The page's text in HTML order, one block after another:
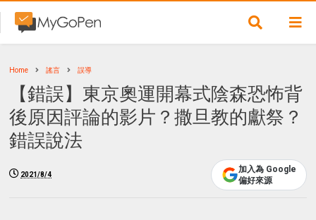
Home 謠言 誤導
【錯誤】東京奧運開幕式陰森恐怖背
後原因評論的影片？撒旦教的獻祭？
錯誤說法
2021/8/4
加入為 Google
偏好來源